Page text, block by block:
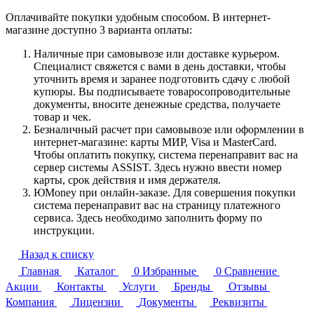
Оплачивайте покупки удобным способом. В интернет-
магазине доступно 3 варианта оплаты:
Наличные при самовывозе или доставке курьером.
Специалист свяжется с вами в день доставки, чтобы
уточнить время и заранее подготовить сдачу с любой
купюры. Вы подписываете товаросопроводительные
документы, вносите денежные средства, получаете
товар и чек.
Безналичный расчет при самовывозе или оформлении в
интернет-магазине: карты МИР, Visa и MasterCard.
Чтобы оплатить покупку, система перенаправит вас на
сервер системы ASSIST. Здесь нужно ввести номер
карты, срок действия и имя держателя.
ЮMoney при онлайн-заказе. Для совершения покупки
система перенаправит вас на страницу платежного
сервиса. Здесь необходимо заполнить форму по
инструкции.
Назад к списку
Главная
Каталог 0 Избранные 0 Сравнение
Акции
Контакты Услуги Бренды
Отзывы
Компания
Лицензии Документы
Реквизиты